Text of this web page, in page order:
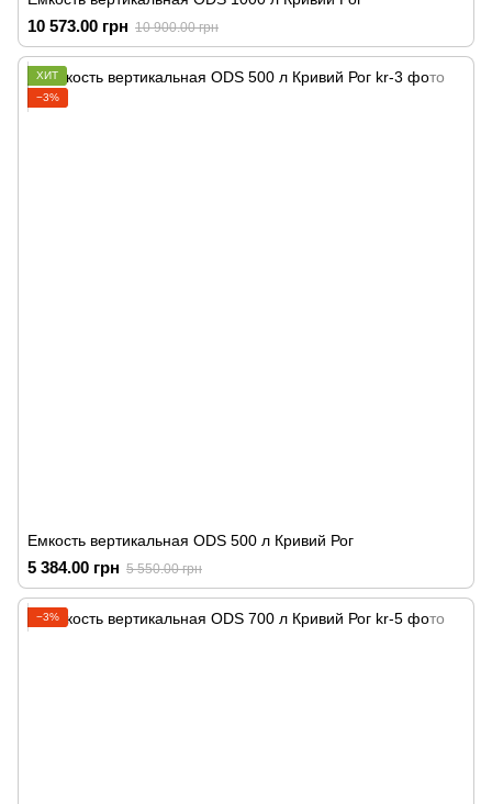
10 573.00 грн 10 900.00 грн
ХИТ
−3%
Емкость вертикальная ODS 500 л Кривий Рог
5 384.00 грн 5 550.00 грн
−3%